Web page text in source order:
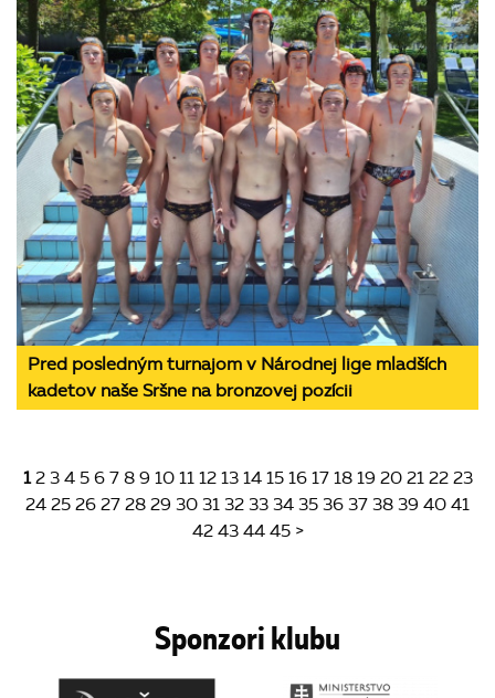
Pred posledným turnajom v Národnej lige mladších
kadetov naše Sršne na bronzovej pozícii
1 2 3 4 5 6 7 8 9 10 11 12 13 14 15 16 17 18 19 20 21 22 23
24 25 26 27 28 29 30 31 32 33 34 35 36 37 38 39 40 41
42 43 44 45 >
Sponzori klubu